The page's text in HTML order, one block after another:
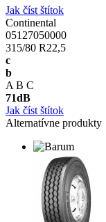
Jak číst štítok
Continental
05127050000
315/80 R22,5
c
b
A B C
71dB
Jak číst štítok
Alternatívne produkty